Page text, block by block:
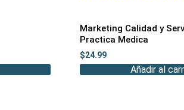
Marketing Calidad y
Practica Medica
$24.99
Añadir al